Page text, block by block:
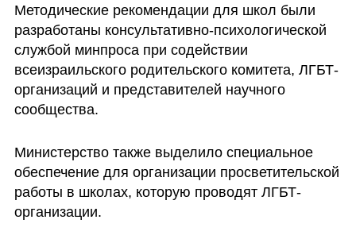
Методические рекомендации для школ были
разработаны консультативно-психологической
службой минпроса при содействии
всеизраильского родительского комитета, ЛГБТ-
организаций и представителей научного
сообщества.
Министерство также выделило специальное
обеспечение для организации просветительской
работы в школах, которую проводят ЛГБТ-
организации.